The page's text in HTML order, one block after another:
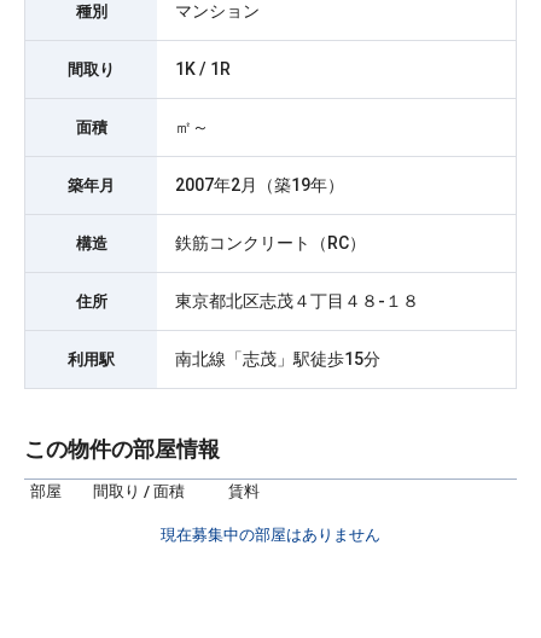
種別 マンション
間取り 1K / 1R
面積 ㎡～
築年月 2007年2月（築19年）
構造 鉄筋コンクリート（RC）
住所 東京都北区志茂４丁目４８-１８
利用駅 南北線「志茂」駅徒歩15分
この物件の部屋情報
部屋 間取り / 面積 賃料
現在募集中の部屋はありません